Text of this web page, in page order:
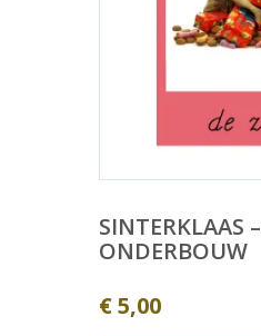
SINTERKLAAS –
ONDERBOUW
€5,00